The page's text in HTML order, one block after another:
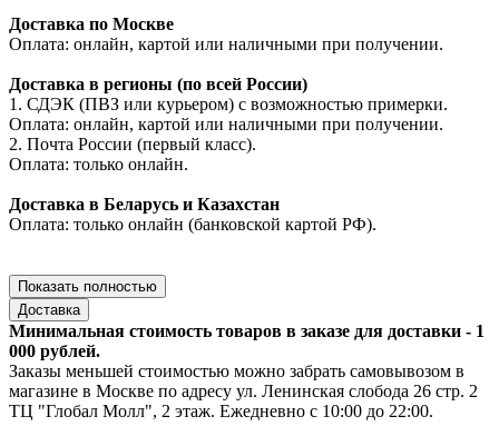
Доставка по Москве
Оплата: онлайн, картой или наличными при получении.
Доставка в регионы (по всей России)
1. СДЭК (ПВЗ или курьером) с возможностью примерки.
Оплата: онлайн, картой или наличными при получении.
2. Почта России (первый класс).
Оплата: только онлайн.
Доставка в Беларусь и Казахстан
Оплата: только онлайн (банковской картой РФ).
Показать полностью
Доставка
Минимальная стоимость товаров в заказе для доставки - 1
000 рублей.
Заказы меньшей стоимостью можно забрать самовывозом в
магазине в Москве по адресу ул. Ленинская слобода 26 стр. 2
ТЦ "Глобал Молл", 2 этаж. Ежедневно с 10:00 до 22:00.